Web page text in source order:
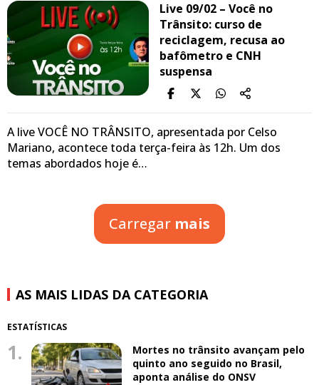
Live 09/02 – Você no
Trânsito: curso de
reciclagem, recusa ao
bafômetro e CNH
suspensa
A live VOCÊ NO TRÂNSITO, apresentada por Celso
Mariano, acontece toda terça-feira às 12h. Um dos
temas abordados hoje é…
Carregar mais
AS MAIS LIDAS DA CATEGORIA
ESTATÍSTICAS
1.
Mortes no trânsito avançam pelo
quinto ano seguido no Brasil,
aponta análise do ONSV